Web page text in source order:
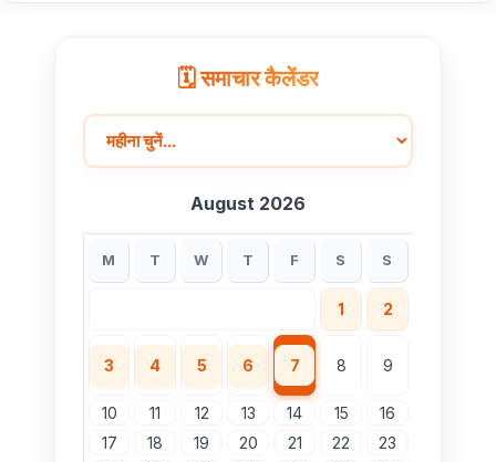
🗓️ समाचार कैलेंडर
August 2026
M T W T F S S
1 2
3 4 5 6 7 8 9
10 11 12 13 14 15
16
17
18 19 20 21 22
23